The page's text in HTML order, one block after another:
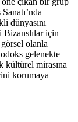
dünyasını
Bizanslılar için
olanla
gelenekte
kültürel mirasına
korumaya